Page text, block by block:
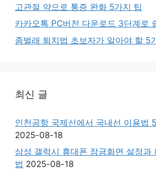
고관절 약으로 통증 완화 5가지 팁
카카오톡 PC버전 다운로드 3단계로
좀벌래 퇴치법 초보자가 알아야 할 5
최신 글
인천공항 국제선에서 국내선 이용법
2025-08-18
삼성 갤럭시 휴대폰 잠금화면 설정과
법 2025-08-18